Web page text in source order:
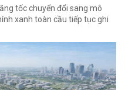
tốc chuyển đổi sang mô
xanh toàn cầu tiếp tục ghi